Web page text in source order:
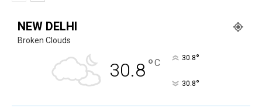
NEW DELHI
Broken Clouds
30.8°C 30.8°
30.8°